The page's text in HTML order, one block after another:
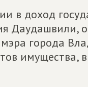
в доход
Даудашвили,
мэра города
имущества,